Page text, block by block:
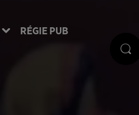
RÉGIE PUB